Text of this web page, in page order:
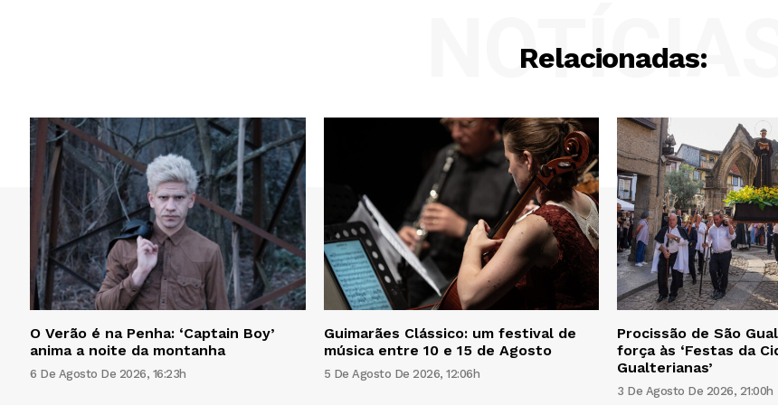
Relacionadas:
NOTÍCIAS
O Verão é na Penha: ‘Captain Boy’
anima a noite da montanha
6 De Agosto De 2026, 16:23h
Guimarães Clássico: um festival de
música entre 10 e 15 de Agosto
5 De Agosto De 2026, 12:06h
Procissão de São
força às ‘Festas da
Gualterianas’
3 De Agosto De 2026, 21:00h